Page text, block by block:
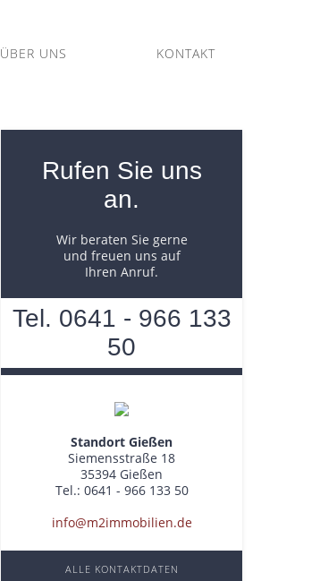
ÜBER UNS KONTAKT
Rufen Sie uns
an.
Wir beraten Sie gerne
und freuen uns auf
Ihren Anruf.
Tel. 0641 - 966 133
50
Standort Gießen
Siemensstraße 18
35394 Gießen
Tel.: 0641 - 966 133 50
info@m2immobilien.de
ALLE KONTAKTDATEN